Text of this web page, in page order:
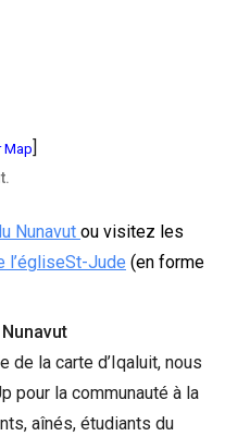
Map]
Nunavut ou visitez les
l’égliseSt-Jude (en forme
de la carte d’Iqaluit, nous
pour la communauté à la
aînés, étudiants du